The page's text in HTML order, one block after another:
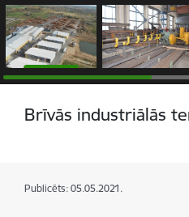
Brīvās industriālās
Publicēts: 05.05.2021.